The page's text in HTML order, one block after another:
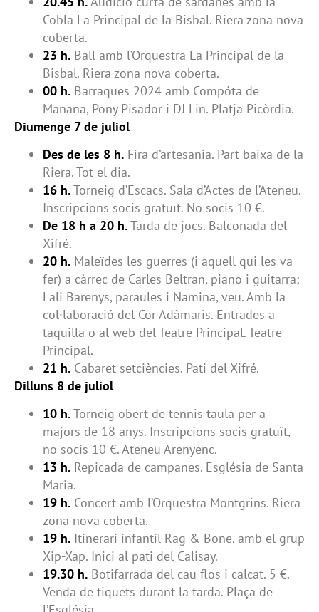
Cobla La Principal de la Bisbal. Riera zona nova
coberta.
23 h. Ball amb l’Orquestra La Principal de la
Bisbal. Riera zona nova coberta.
00 h. Barraques 2024 amb Compóta de
Manana, Pony Pisador i DJ Lin. Platja Picòrdia.
Diumenge 7 de juliol
Des de les 8 h. Fira d’artesania. Part baixa de la
Riera. Tot el dia.
16 h.Torneig d’Escacs. Sala d’Actes de l’Ateneu.
Inscripcions socis gratuït. No socis 10 €.
De 18 h a 20 h.Tarda de jocs. Balconada del
Xifré.
20 h. Maleïdes les guerres (i aquell qui les va
fer) a càrrec de Carles Beltran, piano i guitarra;
Lali Barenys, paraules i Namina, veu. Amb la
col·laboració del Cor Adàmaris. Entrades a
taquilla o al web del Teatre Principal. Teatre
Principal.
21 h. Cabaret setciències. Pati del Xifré.
Dilluns 8 de juliol
10 h.Torneig obert de tennis taula per a
majors de 18 anys. Inscripcions socis gratuït,
no socis 10 €. Ateneu Arenyenc.
13 h. Repicada de campanes. Església de Santa
Maria.
19 h. Concert amb l’Orquestra Montgrins. Riera
zona nova coberta.
19 h. Itinerari infantil Rag & Bone, amb el grup
Xip-Xap. Inici al pati del Calisay.
19.30 h. Botifarrada del cau flos i calcat. 5 €.
Venda de tiquets durant la tarda. Plaça de